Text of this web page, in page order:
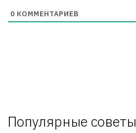
0 КОММЕНТАРИЕВ
Популярные советы